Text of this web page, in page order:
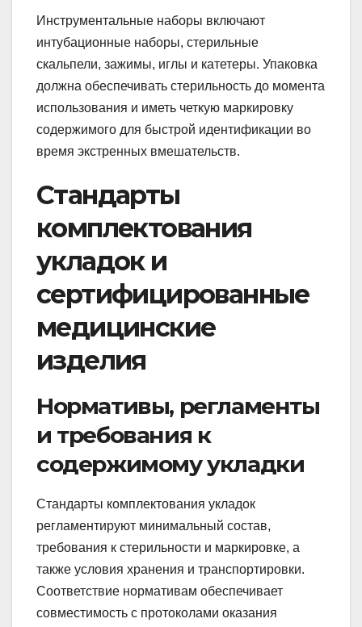
Инструментальные наборы включают
интубационные наборы, стерильные
скальпели, зажимы, иглы и катетеры. Упаковка
должна обеспечивать стерильность до момента
использования и иметь четкую маркировку
содержимого для быстрой идентификации во
время экстренных вмешательств.
Стандарты
комплектования
укладок и
сертифицированные
медицинские
изделия
Нормативы, регламенты
и требования к
содержимому укладки
Стандарты комплектования укладок
регламентируют минимальный состав,
требования к стерильности и маркировке, а
также условия хранения и транспортировки.
Соответствие нормативам обеспечивает
совместимость с протоколами оказания